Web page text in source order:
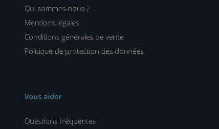
Qui sommes-nous ?
Mentions légales
Conditions générales de vente
Politique de protection des données
Vous aider
Questions fréquentes